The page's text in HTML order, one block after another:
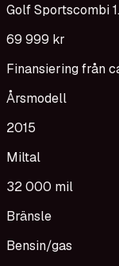
Golf Sportscombi
69 999 kr
Finansiering från
Årsmodell
2015
Miltal
32 000 mil
Bränsle
Bensin/gas